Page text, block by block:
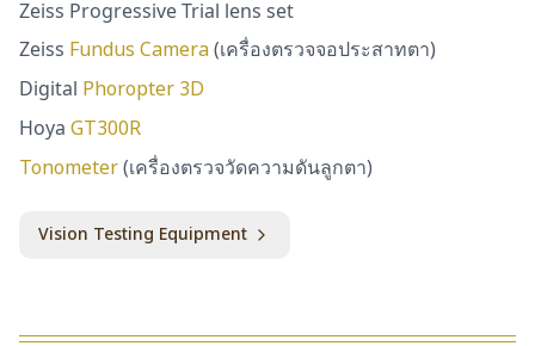
Zeiss Progressive Trial lens set
Zeiss Fundus Camera(เครื่องตรวจจอประสาทตา)
Digital Phoropter 3D
Hoya GT300R
Tonometer(เครื่องตรวจวัดความดันลูกตา)
Vision Testing Equipment